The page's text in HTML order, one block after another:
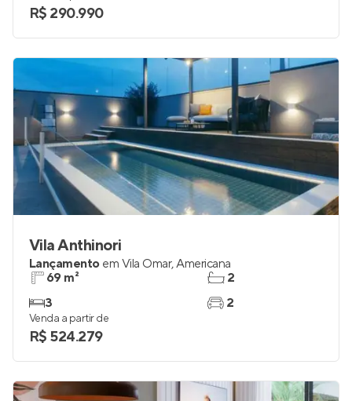
R$ 290.990
Vila Anthinori
Lançamento em Vila Omar,Americana
69 m²
3
2
2
Venda a partir de
R$ 524.279